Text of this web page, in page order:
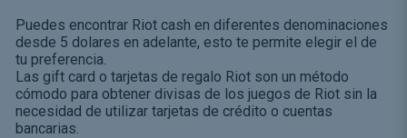
Puedes encontrar Riot cash en diferentes denominaciones
desde 5 dolares en adelante, esto te permite elegir el de
tu preferencia.
Las gift card o tarjetas de regalo Riot son un método
cómodo para obtener divisas de los juegos de Riot sin la
necesidad de utilizar tarjetas de crédito o cuentas
bancarias.